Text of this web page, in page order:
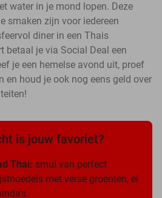
water in je mond lopen. Deze
smaken zijn voor iedereen
diner in een Thais
betaal je via Social Deal een
je een hemelse avond uit, proef
en houd je ook nog eens geld over
is jouw favoriet?
Thai: smul van perfect
met verse groenten, ei